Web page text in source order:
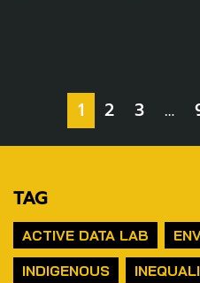
1 2 3 …
TAG
ACTIVE DATA LAB
INDIGENOUS